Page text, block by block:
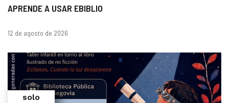
APRENDE A USAR EBIBLIO
¿Cuándo?
Fechas
12 de agosto de 2026
solo